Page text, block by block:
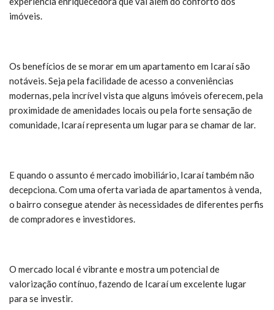
imóveis.
Os benefícios de se morar em um apartamento em Icaraí são
notáveis. Seja pela facilidade de acesso a conveniências
modernas, pela incrível vista que alguns imóveis oferecem, pela
proximidade de amenidades locais ou pela forte sensação de
comunidade, Icaraí representa um lugar para se chamar de lar.
E quando o assunto é mercado imobiliário, Icaraí também não
decepciona. Com uma oferta variada de apartamentos à venda,
o bairro consegue atender às necessidades de diferentes perfis
de compradores e investidores.
O mercado local é vibrante e mostra um potencial de
valorização contínuo, fazendo de Icaraí um excelente lugar
para se investir.